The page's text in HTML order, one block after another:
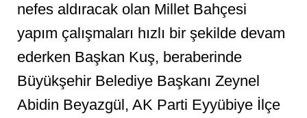
nefes aldıracak olan Millet Bahçesi
yapım çalışmaları hızlı bir şekilde devam
ederken Başkan Kuş, beraberinde
Büyükşehir Belediye Başkanı Zeynel
Abidin Beyazgül, AK Parti Eyyübiye İlçe